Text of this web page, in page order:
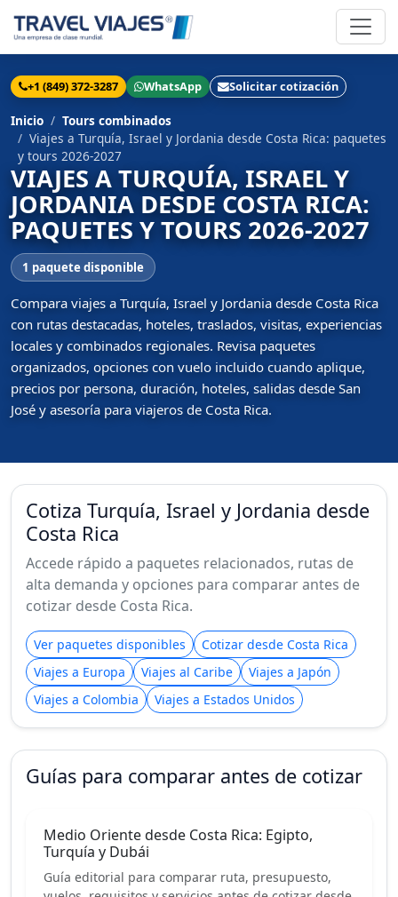
+1 (849) 372-3287 WhatsApp Solicitar cotización
Inicio
Tours combinados
Viajes a Turquía, Israel y Jordania desde Costa Rica: paquetes
y tours 2026-2027
VIAJES A TURQUÍA, ISRAEL Y
JORDANIA DESDE COSTA RICA:
PAQUETES Y TOURS 2026-2027
1 paquete disponible
Compara viajes a Turquía, Israel y Jordania desde Costa Rica
con rutas destacadas, hoteles, traslados, visitas, experiencias
locales y combinados regionales. Revisa paquetes
organizados, opciones con vuelo incluido cuando aplique,
precios por persona, duración, hoteles, salidas desde San
José y asesoría para viajeros de Costa Rica.
Cotiza Turquía, Israel y Jordania desde
Costa Rica
Accede rápido a paquetes relacionados, rutas de
alta demanda y opciones para comparar antes de
cotizar desde Costa Rica.
Ver paquetes disponibles
Cotizar desde Costa Rica
Viajes a Europa
Viajes al Caribe
Viajes a Japón
Viajes a Colombia
Viajes a Estados Unidos
Guías para comparar antes de cotizar
Medio Oriente desde Costa Rica: Egipto,
Turquía y Dubái
Guía editorial para comparar ruta, presupuesto,